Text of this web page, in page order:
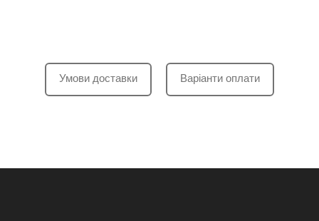
Умови доставки Варіанти оплати